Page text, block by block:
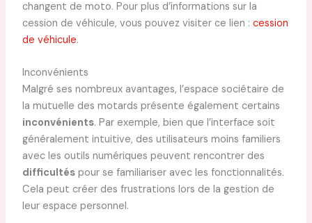
changent de moto. Pour plus d’informations sur la
cession de véhicule, vous pouvez visiter ce lien : cession
de véhicule.
Inconvénients
Malgré ses nombreux avantages, l’espace sociétaire de
la mutuelle des motards présente également certains
inconvénients. Par exemple, bien que l’interface soit
généralement intuitive, des utilisateurs moins familiers
avec les outils numériques peuvent rencontrer des
difficultéspour se familiariser avec les fonctionnalités.
Cela peut créer des frustrations lors de la gestion de
leur espace personnel.